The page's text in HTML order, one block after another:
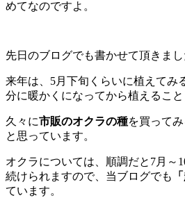
めてなのですよ。
先日のブログでも書かせて頂きまし
来年は、5月下旬くらいに植えてみ
分に暖かくになってから植えること
久々に市販のオクラの種を買って
と思っています。
オクラについては、順調だと7月～
続けられますので、当ブログでも
ています。